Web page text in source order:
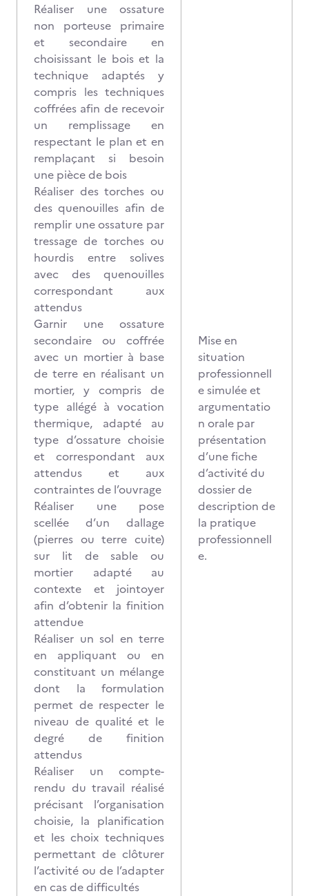
Réaliser une ossature
non porteuse primaire
et secondaire en
choisissant le bois et la
technique adaptés y
compris les techniques
coffrées afin de recevoir
un remplissage en
respectant le plan et en
remplaçant si besoin
une pièce de bois
Réaliser des torches ou
des quenouilles afin de
remplir une ossature par
tressage de torches ou
hourdis entre solives
avec des quenouilles
correspondant aux
attendus
Garnir une ossature
secondaire ou coffrée
avec un mortier à base
de terre en réalisant un
mortier, y compris de
type allégé à vocation
thermique, adapté au
type d’ossature choisie
et correspondant aux
attendus et aux
contraintes de l’ouvrage
Réaliser une pose
scellée d’un dallage
(pierres ou terre cuite)
sur lit de sable ou
mortier adapté au
contexte et jointoyer
afin d’obtenir la finition
attendue
Réaliser un sol en terre
en appliquant ou en
constituant un mélange
dont la formulation
permet de respecter le
niveau de qualité et le
degré de finition
attendus
Réaliser un compte-
rendu du travail réalisé
précisant l’organisation
choisie, la planification
et les choix techniques
permettant de clôturer
l’activité ou de l’adapter
en cas de difficultés
Mise en
situation
professionnell
e simulée et
argumentatio
n orale par
présentation
d’une fiche
d’activité du
dossier de
description de
la pratique
professionnell
e.